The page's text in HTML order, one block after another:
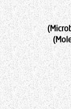
الفرق بين الأحياء الدقيقة (Microbiology)